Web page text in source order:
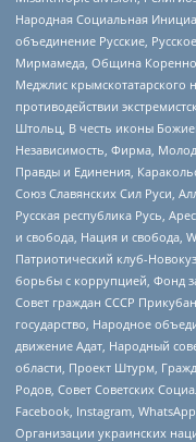
Народная Социальная
объединение Русские,
Мирмамеда, Община
Меджлис
противодействии
Штольц, В честь иконы
Независимость, Фирма,
Правды и Единения,
Союз Славянских Сил Руси,
Русская республика Русь,
и свобода, Нация и свобода,
Патриотический клуб-
борьбы с коррупцией, Фонд
Совет граждан СССР
государство, Народное
движение Адат, Народный
области, Проект Штурм,
Родов, Совет Советских
Facebook, Instagram,
Организации украинских